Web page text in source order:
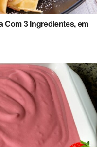
Com 3 Ingredientes, em